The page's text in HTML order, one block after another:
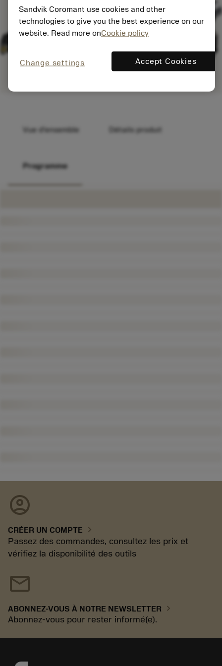
Vue d'ensemble Détails produit
Programme
account_circle
CRÉER UN COMPTE chevron_right
Passez des commandes, consultez les prix et
vérifiez la disponibilité des outils
mail
ABONNEZ-VOUS À NOTRE NEWSLETTER chevron_right
Abonnez-vous pour rester informé(e).
Sandvik Coromant use cookies and other
technologies to give you the best experience on our
website. Read more onCookie policy
Change settings Accept Cookies